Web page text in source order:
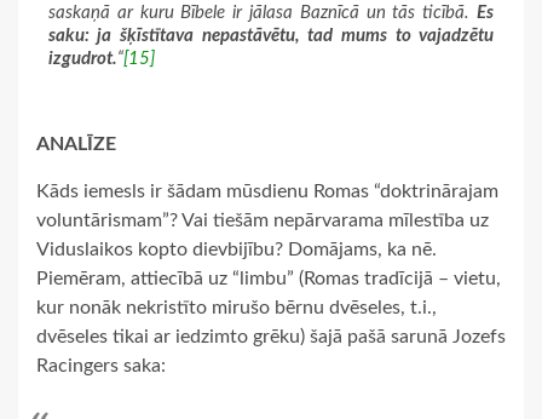
saskaņā ar kuru Bībele ir jālasa Baznīcā un tās ticībā.Es
saku: ja šķīstītava nepastāvētu, tad mums to vajadzētu
izgudrot.“[15]
ANALĪZE
Kāds iemesls ir šādam mūsdienu Romas “doktrinārajam
voluntārismam”? Vai tiešām nepārvarama mīlestība uz
Viduslaikos kopto dievbijību? Domājams, ka nē.
Piemēram, attiecībā uz “limbu” (Romas tradīcijā – vietu,
kur nonāk nekristīto mirušo bērnu dvēseles, t.i.,
dvēseles tikai ar iedzimto grēku) šajā pašā sarunā Jozefs
Racingers saka: